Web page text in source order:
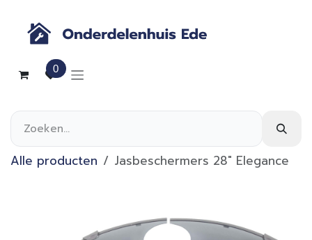
0
Alle producten Jasbeschermers 28" Elegance